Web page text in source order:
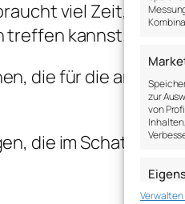
zur
von
viel Zeit, ja.
treffen kannst.
die für die
die im Schatten